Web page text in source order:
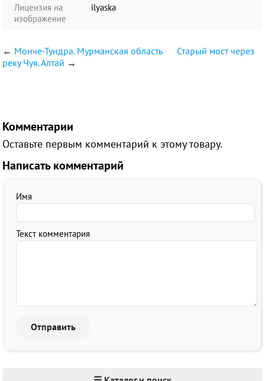
Лицензия на
изображение
ilyaska
← Монче-Тундра. Мурманская область
Старый мост через
реку Чуя. Алтай →
Комментарии
Оставьте первым комментарий к этому товару.
Написать комментарий
Имя
Текст комментария